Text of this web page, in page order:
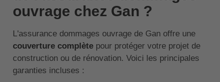
ouvrage chez Gan ?
L'assurance dommages ouvrage de Gan offre une
couverture complètepour protéger votre projet de
construction ou de rénovation. Voici les principales
garanties incluses :